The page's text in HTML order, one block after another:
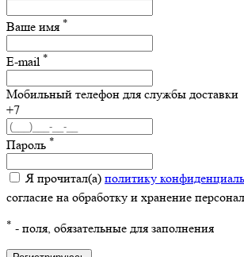
Ваше имя *
E-mail *
Мобильный телефон для службы доставки
+7
Пароль *
Я прочитал(а) политику
согласие на обработку и хранение
* - поля, обязательные для заполнения